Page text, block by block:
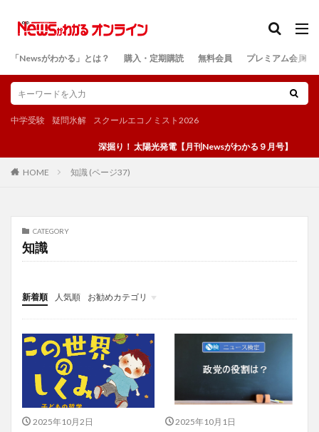
「Newsがわかる」とは？ 購入・定期購読 無料会員 プレミアム会員
中学受験 疑問氷解 スクールエコノミスト2026
深掘り！ 太陽光発電【月刊Newsがわかる９月号】
HOME 知識 (ページ37)
CATEGORY
知識
新着順 人気順
お勧めカテゴリ
投稿
学び
マンガ
電子書籍
2025年10月2日 2025年10月1日
検索